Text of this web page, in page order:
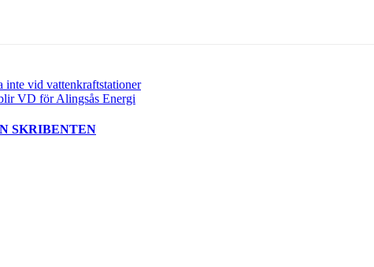
inte vid vattenkraftstationer
VD för Alingsås Energi
SKRIBENTEN